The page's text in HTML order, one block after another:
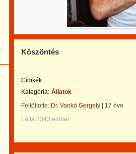
Köszöntés
Címkék:
Kategória: Állatok
Feltöltötte: Dr. Vankó Gergely
17 éve
Látta 2343 ember.